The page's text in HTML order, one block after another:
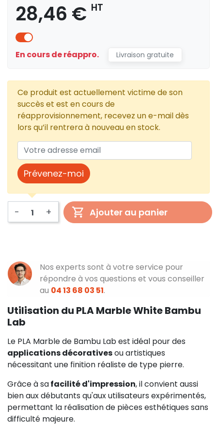
28,46 € HT
En cours de réappro. Livraison gratuite
Ce produit est actuellement victime de son
succès et est en cours de
réapprovisionnement, recevez un e-mail dès
lors qu’il rentrera à nouveau en stock.
Prévenez-moi
- + Ajouter au panier
Nos experts sont à votre service pour
répondre à vos questions et vous conseiller
au 04 13 68 03 51.
Utilisation du PLA Marble White Bambu
Lab
Le PLA Marble de Bambu Lab est idéal pour des
applications décorativesou artistiques
nécessitant une finition réaliste de type pierre.
Grâce à safacilité d'impression, il convient aussi
bien aux débutants qu'aux utilisateurs expérimentés,
permettant la réalisation de pièces esthétiques sans
difficulté majeure.